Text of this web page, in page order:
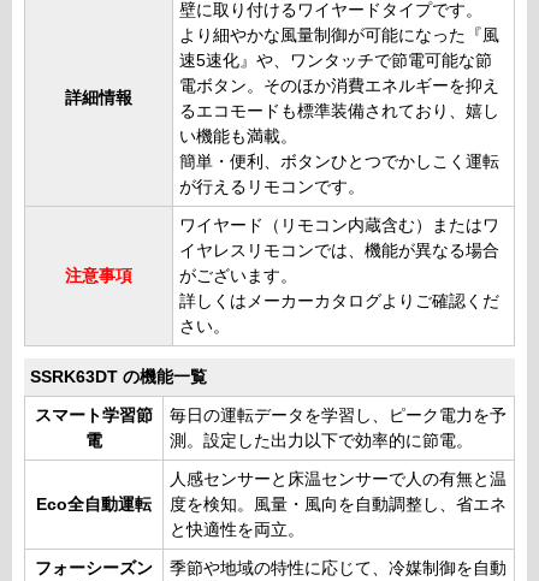
詳細情報
壁に取り付けるワイヤードタイプです。
より細やかな風量制御が可能になった『風
速5速化』や、ワンタッチで節電可能な節
電ボタン。そのほか消費エネルギーを抑え
るエコモードも標準装備されており、嬉し
い機能も満載。
簡単・便利、ボタンひとつでかしこく運転
が行えるリモコンです。
注意事項
ワイヤード（リモコン内蔵含む）またはワ
イヤレスリモコンでは、機能が異なる場合
がございます。
詳しくはメーカーカタログよりご確認くだ
さい。
SSRK63DT の機能一覧
スマート学習節
電
毎日の運転データを学習し、ピーク電力を予
測。設定した出力以下で効率的に節電。
Eco全自動運転
人感センサーと床温センサーで人の有無と温
度を検知。風量・風向を自動調整し、省エネ
と快適性を両立。
フォーシーズン
季節や地域の特性に応じて、冷媒制御を自動